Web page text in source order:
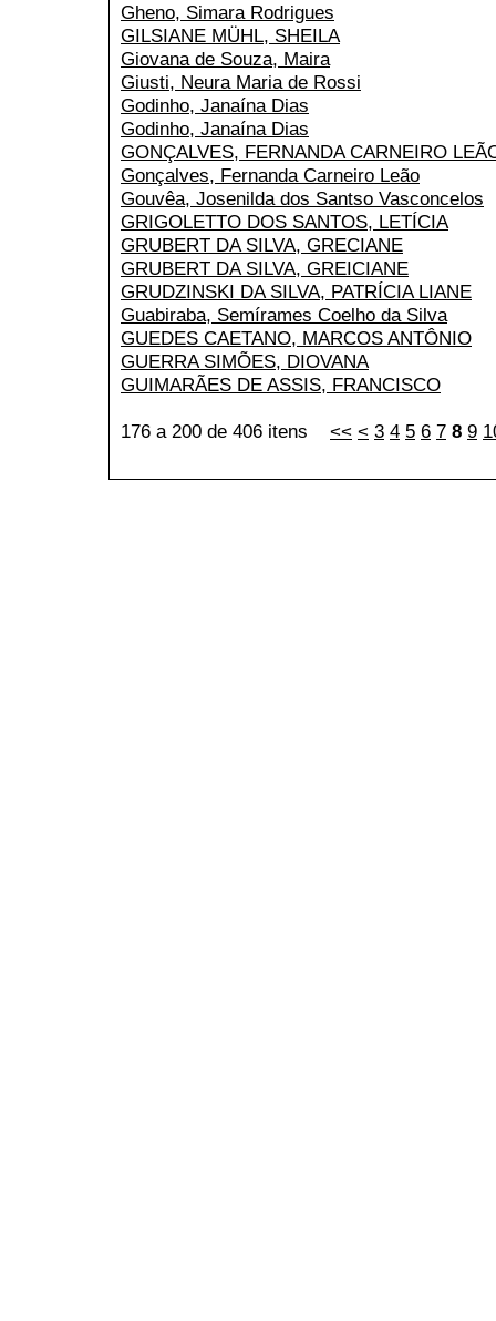
Gheno, Simara Rodrigues
GILSIANE MÜHL, SHEILA
Giovana de Souza, Maira
Giusti, Neura Maria de Rossi
Godinho, Janaína Dias
Godinho, Janaína Dias
GONÇALVES, FERNANDA CARNEIRO
Gonçalves, Fernanda Carneiro Leão
Gouvêa, Josenilda dos Santso Vasconcelos
GRIGOLETTO DOS SANTOS, LETÍCIA
GRUBERT DA SILVA, GRECIANE
GRUBERT DA SILVA, GREICIANE
GRUDZINSKI DA SILVA, PATRÍCIA LIANE
Guabiraba, Semírames Coelho da Silva
GUEDES CAETANO, MARCOS ANTÔNIO
GUERRA SIMÕES, DIOVANA
GUIMARÃES DE ASSIS, FRANCISCO
176 a 200 de 406 itens << < 3 4 5 6 7 8 9